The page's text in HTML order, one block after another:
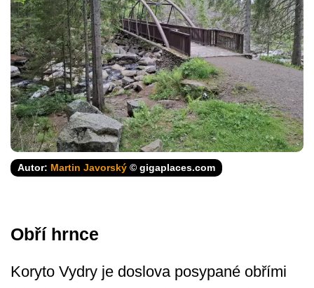
Autor: Martin Javorský © gigaplaces.com
Obří hrnce
Koryto Vydry je doslova posypané obřími